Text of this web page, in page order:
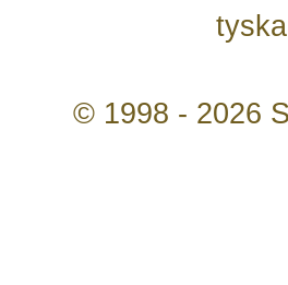
© 1998 - 2026